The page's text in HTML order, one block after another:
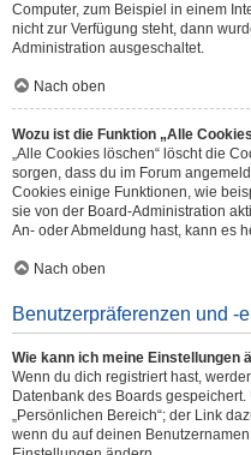
Computer, zum Beispiel in einem
nicht zur Verfügung steht, dann
Administration ausgeschaltet.
Nach oben
Wozu ist die Funktion „Alle
„Alle Cookies löschen“ löscht die
sorgen, dass du im Forum
Cookies einige Funktionen, wie
sie von der Board-Administration
An- oder Abmeldung hast, kann es
Nach oben
Benutzerpräferenzen und -
Wie kann ich meine Einstellungen
Wenn du dich registriert hast,
Datenbank des Boards
„Persönlichen Bereich“; der Link
wenn du auf deinen